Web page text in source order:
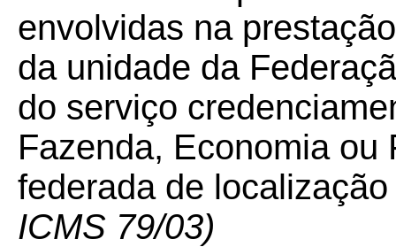
envolvidas na
da unidade da
do serviço
Fazenda, Economia ou
federada de
ICMS 79/03)